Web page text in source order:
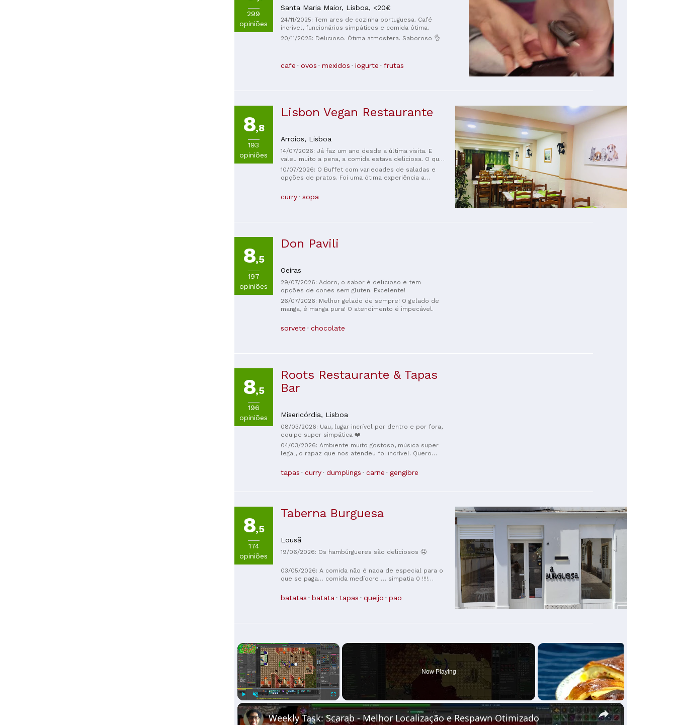
299
opiniões
Santa Maria Maior, Lisboa, <20€
24/11/2025: Tem ares de cozinha portuguesa. Café
incrível, funcionários simpáticos e comida ótima.
20/11/2025: Delicioso. Ótima atmosfera. Saboroso 👌
cafe ovos mexidos iogurte frutas
8,8
193
opiniões
Lisbon Vegan Restaurante
Arroios, Lisboa
14/07/2026: Já faz um ano desde a última visita. E
valeu muito a pena, a comida estava deliciosa. O que
mais se pode pedir?
10/07/2026: O Buffet com variedades de saladas e
opções de pratos. Foi uma ótima experiência a
incrível.
curry sopa
8,5
197
opiniões
Don Pavili
Oeiras
29/07/2026: Adoro, o sabor é delicioso e tem
opções de cones sem gluten. Excelente!
26/07/2026: Melhor gelado de sempre! O gelado de
manga, é manga pura! O atendimento é impecável.
sorvete chocolate
8,5
196
opiniões
Roots Restaurante & Tapas
Bar
Misericórdia, Lisboa
08/03/2026: Uau, lugar incrível por dentro e por fora,
equipe super simpática ❤️
04/03/2026: Ambiente muito gostoso, música super
legal, o rapaz que nos atendeu foi incrível. Quero
tapas curry dumplings carne gengibre
8,5
174
opiniões
Taberna Burguesa
Lousã
19/06/2026: Os hambúrgueres são deliciosos 🤤
03/05/2026: A comida não é nada de especial para o
que se paga… comida medíocre … simpatia 0 !!!!
batatas batata tapas queijo pao
×
Play Unmute Fullscreen
Now Playing
×
Weekly Task: Scarab - Melhor Localização e Respawn Otimizado